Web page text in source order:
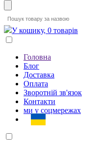
У кошику, 0 товарів
Головна
Блог
Доставка
Оплата
Зворотній зв'язок
Контакти
ми у соцмережах